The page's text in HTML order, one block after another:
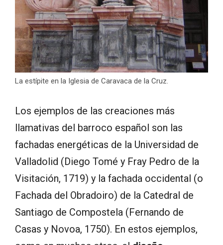
La estípite en la Iglesia de Caravaca de la Cruz.
Los ejemplos de las creaciones más
llamativas del barroco español son las
fachadas energéticas de la Universidad de
Valladolid (Diego Tomé y Fray Pedro de la
Visitación, 1719) y la fachada occidental (o
Fachada del Obradoiro) de la Catedral de
Santiago de Compostela (Fernando de
Casas y Novoa, 1750). En estos ejemplos,